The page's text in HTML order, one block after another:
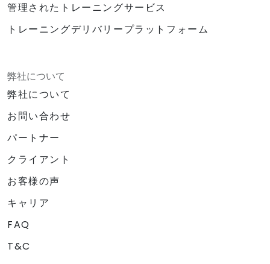
管理されたトレーニングサービス
トレーニングデリバリープラットフォーム
弊社について
弊社について
お問い合わせ
パートナー
クライアント
お客様の声
キャリア
FAQ
T&C